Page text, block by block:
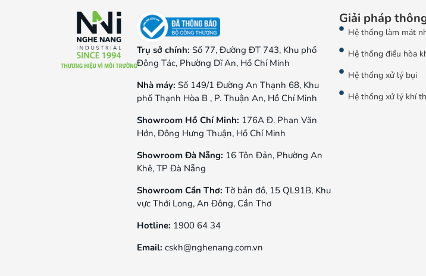
Trụ sở chính: Số 77, Đường ĐT 743, Khu phố
Đông Tác, Phường Dĩ An, Hồ Chí Minh
Nhà máy: Số 149/1 Đường An Thạnh 68, Khu
phố Thạnh Hòa B , P. Thuận An, Hồ Chí Minh
Showroom Hồ Chí Minh: 176A Đ. Phan Văn
Hớn, Đông Hưng Thuận, Hồ Chí Minh
Showroom Đà Nẵng: 16 Tôn Đản, Phường An
Khê, TP Đà Nẵng
Showroom Cần Thơ: Tờ bản đồ, 15 QL91B, Khu
vực Thới Long, An Đông, Cần Thơ
Hotline: 1900 64 34
Email: cskh@nghenang.com.vn
Giải pháp
Hệ thống làm mát
Hệ thống điều hòa
Hệ thống xử lý bụi
Hệ thống xử lý khí